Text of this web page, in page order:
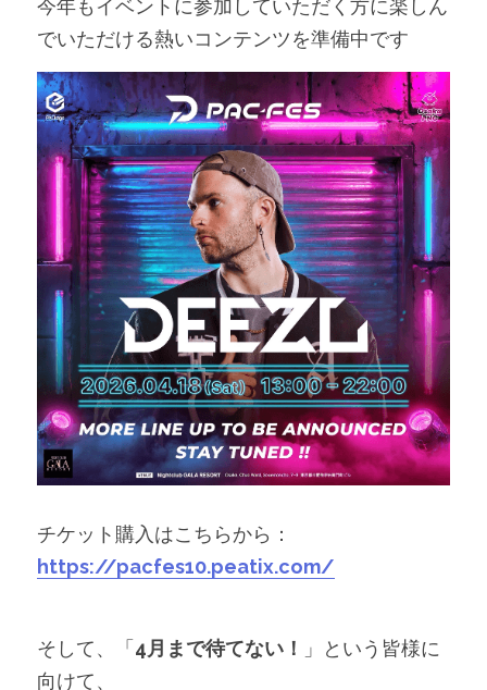
今年もイベントに参加していただく方に楽しん
でいただける熱いコンテンツを準備中です
チケット購入はこちらから：
https://pacfes10.peatix.com/
そして、「 4月まで待てない！
」という皆様に
向けて、